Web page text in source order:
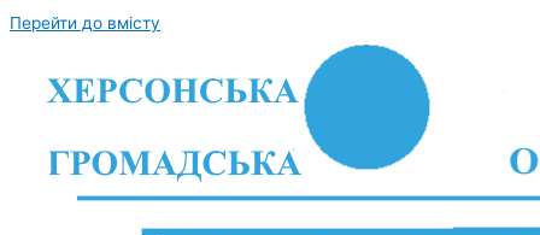
Перейти до вмісту